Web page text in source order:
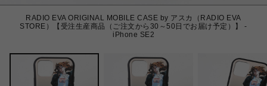
RADIO EVA ORIGINAL MOBILE CASE by アスカ（RADIO EVA
STORE）【受注生産商品（ご注文から30～50日でお届け予定）】 -
iPhone SE2